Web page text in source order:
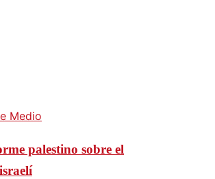
Medio
palestino sobre el